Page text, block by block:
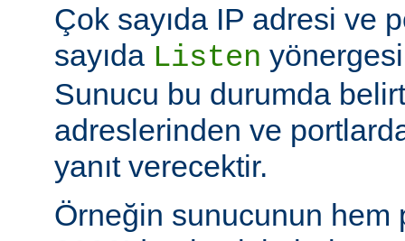
Çok sayıda IP adresi ve
sayıda Listen
Sunucu bu durumda
adreslerinden ve
yanıt verecektir.
Örneğin sunucunun hem